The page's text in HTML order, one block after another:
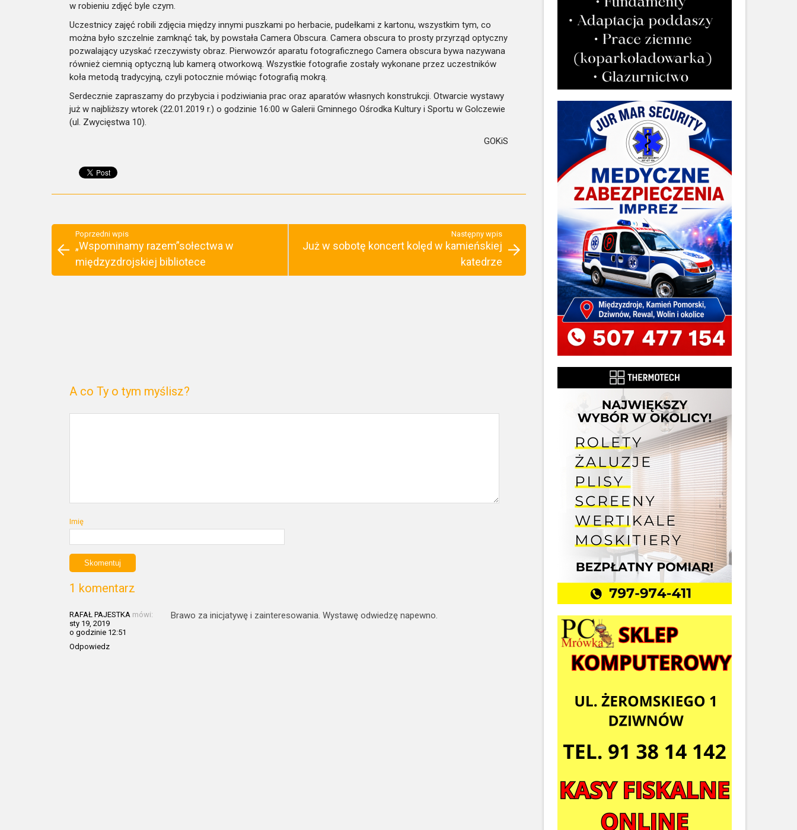
w robieniu zdjęć byle czym.
Uczestnicy zajęć robili zdjęcia między innymi puszkami po herbacie, pudełkami z kartonu, wszystkim tym, co
można było szczelnie zamknąć tak, by powstała Camera Obscura. Camera obscura to prosty przyrząd optyczny
pozwalający uzyskać rzeczywisty obraz. Pierwowzór aparatu fotograficznego Camera obscura bywa nazywana
również ciemnią optyczną lub kamerą otworkową. Wszystkie fotografie zostały wykonane przez uczestników
koła metodą tradycyjną, czyli potocznie mówiąc fotografią mokrą.
Serdecznie zapraszamy do przybycia i podziwiania prac oraz aparatów własnych konstrukcji. Otwarcie wystawy
już w najbliższy wtorek (22.01.2019 r.) o godzinie 16:00 w Galerii Gminnego Ośrodka Kultury i Sportu w Golczewie
(ul. Zwycięstwa 10).
GOKiS
Poprzedni wpis
„Wspominamy razem”sołectwa w
międzyzdrojskiej bibliotece
Następny wpis
Już w sobotę koncert kolęd w kamieńskiej
katedrze
A co Ty o tym myślisz?
Imię
1 komentarz
RAFAŁ PAJESTKA mówi:
sty 19, 2019
o godzinie 12:51
Odpowiedz
Brawo za inicjatywę i zainteresowania. Wystawę odwiedzę napewno.